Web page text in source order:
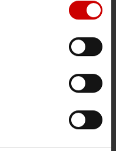
Genom
överföringar. Läs
och få 200kr* rabatt på
kr eller mer.